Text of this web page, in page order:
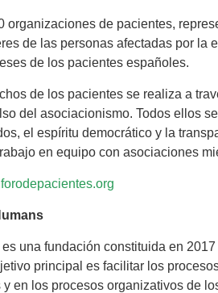
organizaciones de pacientes,
de las personas afectadas por
de los pacientes españoles.
de los pacientes se realiza a
del asociacionismo. Todos ellos
el espíritu democrático y la
en equipo con asociaciones
una fundación constituida en
principal es facilitar los
en los procesos organizativos de